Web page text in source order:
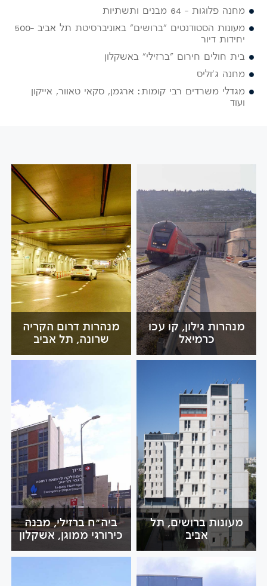
מחנה פלוגות – 64 מבנים ותשתיות
מעונות הסטודנטים "ברושים" באוניברסיטת תל אביב -500
יחידות דיור
בית חולים חירום "ברזילי" באשקלון
מחנה ג'וליס
מגדלי משרדים רבי קומות: ארגמן, סקאי טאוור, אייקון
ועוד
מנהרות גילון, קו עכו
כרמיאל
מנהרות דרום הקריה
שרונה, תל אביב
מעונות ברושים, תל
אביב
ביה"ח ברזילי, מבנה
כירורגי ממוגן, אשקלון